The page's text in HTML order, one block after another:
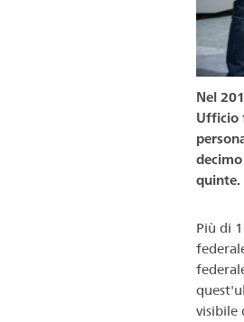
Nel
Ufficio
quinte.
Più di
visibile